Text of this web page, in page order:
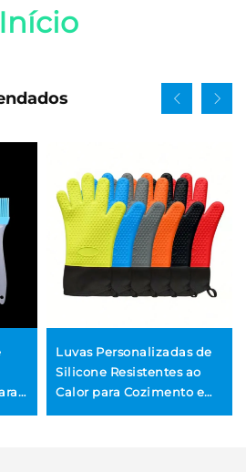
Início
Luvas Personalizadas de
Silicone Resistentes ao
Calor para Cozimento e